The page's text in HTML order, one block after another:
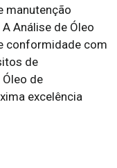
manutenção
Análise de Óleo
conformidade com
de
de
excelência